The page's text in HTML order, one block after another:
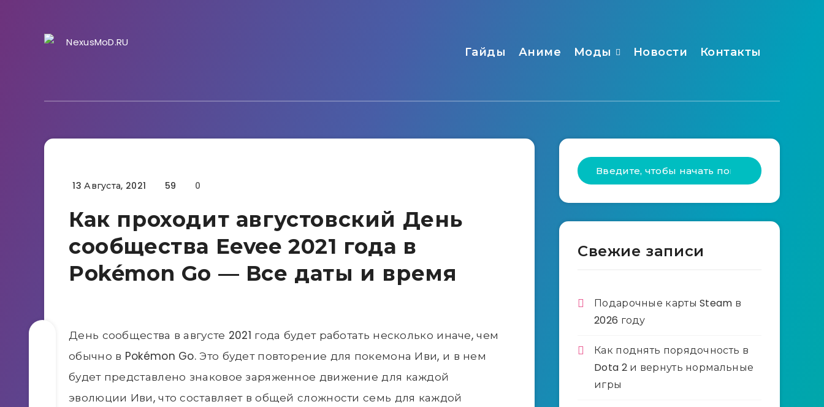
Гайды Аниме Моды Новости Контакты
Гайды
13 Августа, 2021 59 0
Как проходит августовский День
сообщества Eevee 2021 года в
Pokémon Go — Все даты и время
День сообщества в августе 2021 года будет работать несколько иначе, чем
обычно в Pokémon Go. Это будет повторение для покемона Иви, и в нем
будет представлено знаковое заряженное движение для каждой
эволюции Иви, что составляет в общей сложности семь для каждой
Свежие записи
Подарочные карты Steam в
2026 году
Как поднять порядочность в
Dota 2 и вернуть нормальные
игры